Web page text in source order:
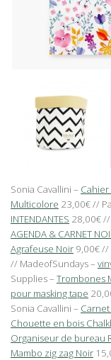
Sonia Cavallini – Cahier
Multicolore 23,00€ //
INTENDANTES 28,00€
AGENDA & CARNET
Agrafeuse Noir 9,00€ //
// MadeofSundays –
Supplies – Trombones
pour masking tape
Sonia Cavallini – Carnet
Chouette en bois
Organiseur de bureau
Mambo zig zag Noir